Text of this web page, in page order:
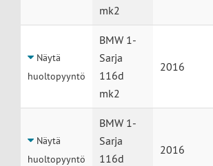
mk2
Näytä
huoltopyyntö
BMW 1-
Sarja
116d
mk2
2016
Näytä
huoltopyyntö
BMW 1-
Sarja
116d
2016